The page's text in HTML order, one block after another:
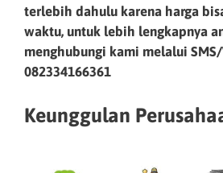
terlebih dahulu karena harga
waktu, untuk lebih lengkapnya
menghubungi kami melalui SMS/
082334166361
Keunggulan